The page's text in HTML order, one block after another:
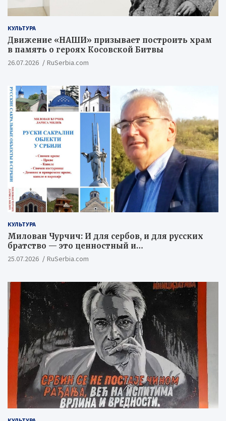
КУЛЬТУРА
Движение «НАШИ» призывает построить храм
в память о героях Косовской Битвы
26.07.2026 RuSerbia.com
КУЛЬТУРА
Милован Чурчич: И для сербов, и для русских
братство — это ценностный и
цивилизационный концепт
25.07.2026 RuSerbia.com